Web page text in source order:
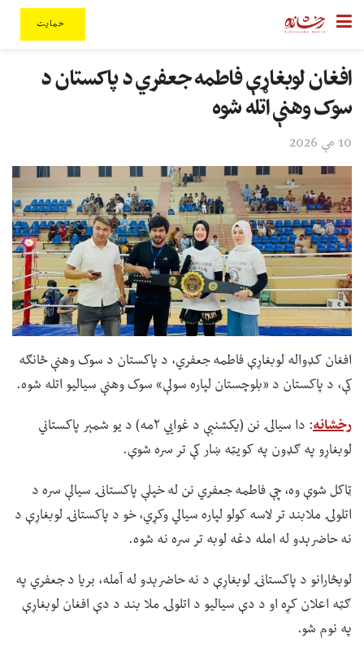
حمایت
افغان لوبغاړې فاطمه جعفري د پاکستان د
سوک وهنې اتله شوه
10 مې 2026
افغان کډواله لوبغاړې فاطمه جعفري، د پاکستان د سوک وهنې څانګه
کې، د پاکستان د «بلوچستان لپاره سولې» سوک وهنې سیالیو اتله شوه.
رخشانه
: دا سیالۍ نن (یکشنبې د غوايي ۲مه) د یو شمېر پاکستاني
لوبغاړو په ګډون په کویټه ښار کې تر سره شوې.
ټاکل شوې وه، چې فاطمه جعفري نن له خپلې پاکستانۍ سیالې سره د
اتلولۍ ملابند تر لاسه کولو لپاره سیالي وکړي، خو د پاکستانۍ لوبغاړې د
نه حاضرېدو له امله دغه لوبه تر سره نه شوه.
لوبڅارانو د پاکستانۍ لوبغاړې د نه حاضرېدو له آمله، بریا د جعفري په
ګټه اعلان کړه او د دې سیالیو د اتلولۍ ملا بند د دې افغان لوبغاړې
په نوم شو.